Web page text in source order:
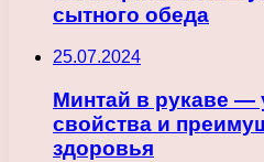
сытного обеда
25.07.2024
Минтай в рукаве —
свойства и
здоровья